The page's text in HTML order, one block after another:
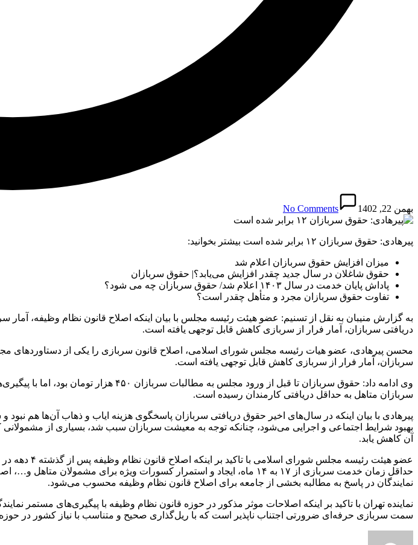
بهمن 22, 1402 No Comments
پیرهادی: حقوق سربازان ۱۲ برابر شده است بیشتر بخوانید:
میزان افزایش حقوق سربازان اعلام شد
حقوق شاغلان در سال جدید چقدر افزایش می‌یابد؟| حقوق سربازان
پاداش پایان خدمت در سال ۱۴۰۳ اعلام شد/ حقوق سربازان چه می شود؟
تفاوت حقوق سربازان مجرد و متأهل چقدر است؟
به گزارش منیبان به نقل از تسنیم: عضو هیئت رئیسه مجلس با بیان اینکه اصلاح قانون نظام وظیفه،
دریافتی سربازان، آمار فرار از سربازی کاهش قابل توجهی یافته است.
محسن پیرهادی، عضو هیات رئیسه مجلس شورای اسلامی، اصلاح قانون سربازی را یکی از دستاورد‌های
سربازان، آمار فرار از سربازی کاهش قابل توجهی یافته است.
سربازان متاهل به حداقل دریافتی کارمندان رسیده است.
پیرهادی با بیان اینکه در سال‌های اخیر حقوق دریافتی سربازان پاسخگوی هزینه ایاب و ذهاب آن‌ها هم
بهبود شرایط اجتماعی و اجرایی می‌شود، چنانکه توجه به معیشت سربازان سبب شد، بسیاری از
آن کاهش یابد.
عضو هیئت
حداقل زمان خدمت سربازی از ۱۷ به ۱۴ ماه، ایجاد و استمرار کسورات ویژه
نمایندگان در پاسخ به مطالبه بخشی از جامعه برای اصلاح قانون نظام وظیفه محسوب می‌شود.
نماینده تهران با تاکید بر اینکه اصلاحات موثر مذکور در حوزه قانون نظام وظیفه با پیگیری‌های
سمت سربازی حرفه‌ای ضرورتی اجتناب ناپذیر است که با ریل‌گذاری صحیح و متناسب با نیاز کشور در